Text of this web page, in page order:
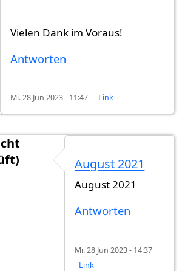
Vielen Dank im Voraus!
Antworten
Mi. 28 Jun 2023 - 11:47 Link
Hallo Zusammen, Ist…vonGast
August 2021
August 2021
Antworten
Mi. 28 Jun 2023 - 14:37
Link